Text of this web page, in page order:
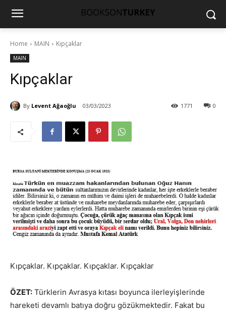
Home MAIN Kıpçaklar
MAIN
Kıpçaklar
By Levent Ağaoğlu 03/03/2023 0
1771
Kıpçaklar. Kıpçaklar. Kıpçaklar. Kıpçaklar
ÖZET: Türklerin Avrasya kıtası boyunca ilerleyişlerinde
hareketi devamlı batıya doğru gözükmektedir. Fakat bu